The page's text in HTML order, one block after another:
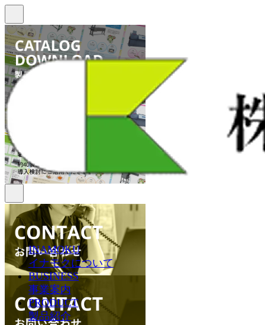
INAMOKU
イナモクについて
BUSINESS
事業案内
PRODUCT
製品紹介